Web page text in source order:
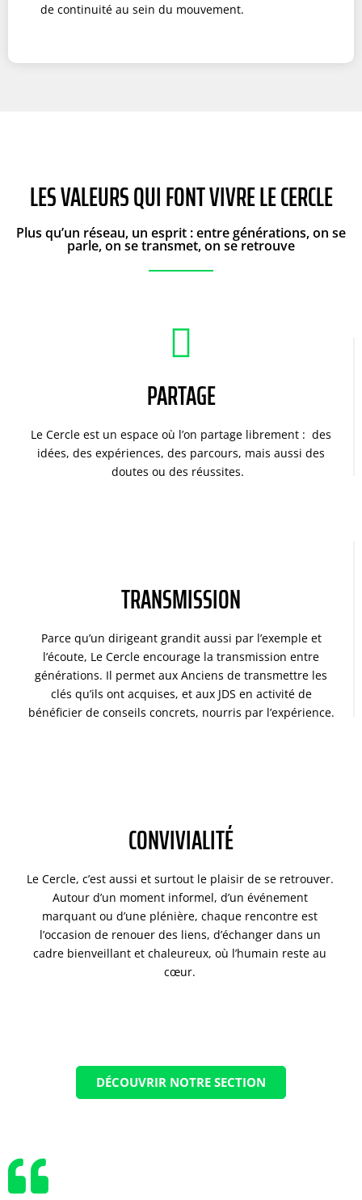
de continuité au sein du mouvement.
LES VALEURS QUI FONT VIVRE LE CERCLE
Plus qu’un réseau, un esprit : entre générations, on se
parle, on se transmet, on se retrouve
PARTAGE
Le Cercle est un espace où l’on partage librement : des
idées, des expériences, des parcours, mais aussi des
doutes ou des réussites.
TRANSMISSION
Parce qu’un dirigeant grandit aussi par l’exemple et
l’écoute, Le Cercle encourage la transmission entre
générations. Il permet aux Anciens de transmettre les
clés qu’ils ont acquises, et aux JDS en activité de
bénéficier de conseils concrets, nourris par l’expérience.
CONVIVIALITÉ
Le Cercle, c’est aussi et surtout le plaisir de se retrouver.
Autour d’un moment informel, d’un événement
marquant ou d’une plénière, chaque rencontre est
l’occasion de renouer des liens, d’échanger dans un
cadre bienveillant et chaleureux, où l’humain reste au
cœur.
DÉCOUVRIR NOTRE SECTION